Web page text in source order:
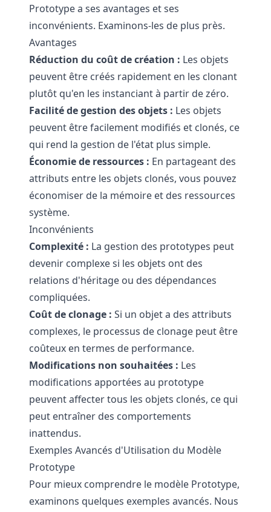
Prototype a ses avantages et ses
inconvénients. Examinons-les de plus près.
Avantages
Réduction du coût de création : Les objets
peuvent être créés rapidement en les clonant
plutôt qu'en les instanciant à partir de zéro.
Facilité de gestion des objets : Les objets
peuvent être facilement modifiés et clonés, ce
qui rend la gestion de l'état plus simple.
Économie de ressources : En partageant des
attributs entre les objets clonés, vous pouvez
économiser de la mémoire et des ressources
système.
Inconvénients
Complexité : La gestion des prototypes peut
devenir complexe si les objets ont des
relations d'héritage ou des dépendances
compliquées.
Coût de clonage : Si un objet a des attributs
complexes, le processus de clonage peut être
coûteux en termes de performance.
Modifications non souhaitées : Les
modifications apportées au prototype
peuvent affecter tous les objets clonés, ce qui
peut entraîner des comportements
inattendus.
Exemples Avancés d'Utilisation du Modèle
Prototype
Pour mieux comprendre le modèle Prototype,
examinons quelques exemples avancés. Nous